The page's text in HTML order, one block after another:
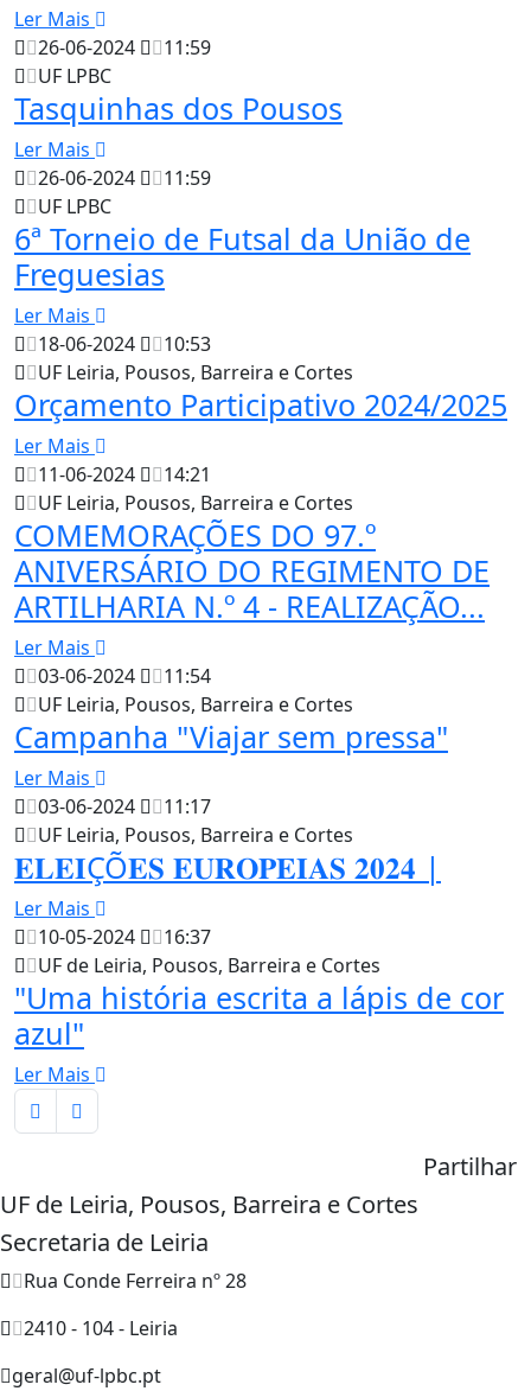
Ler Mais
26-06-2024
11:59
UF LPBC
Tasquinhas dos Pousos
Ler Mais
26-06-2024
11:59
UF LPBC
6ª Torneio de Futsal da União de
Freguesias
Ler Mais
18-06-2024
10:53
UF Leiria, Pousos, Barreira e Cortes
Orçamento Participativo 2024/2025
Ler Mais
11-06-2024
14:21
UF Leiria, Pousos, Barreira e Cortes
COMEMORAÇÕES DO 97.º
ANIVERSÁRIO DO REGIMENTO DE
ARTILHARIA N.º 4 - REALIZAÇÃO...
Ler Mais
03-06-2024
11:54
UF Leiria, Pousos, Barreira e Cortes
Campanha "Viajar sem pressa"
Ler Mais
03-06-2024
11:17
UF Leiria, Pousos, Barreira e Cortes
𝐄𝐋𝐄𝐈ÇÕ𝐄𝐒 𝐄𝐔𝐑𝐎𝐏𝐄𝐈𝐀𝐒 𝟐𝟎𝟐𝟒 |
Ler Mais
10-05-2024
16:37
UF de Leiria, Pousos, Barreira e Cortes
"Uma história escrita a lápis de cor
azul"
Ler Mais
Partilhar
UF de Leiria, Pousos, Barreira e Cortes
Secretaria de Leiria
Rua Conde Ferreira nº 28
2410 - 104 - Leiria
geral@uf-lpbc.pt